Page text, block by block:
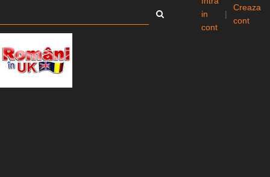
in
cont
|
Creaza
cont